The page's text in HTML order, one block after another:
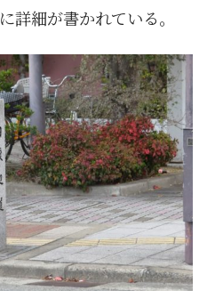
詳細が書かれている。